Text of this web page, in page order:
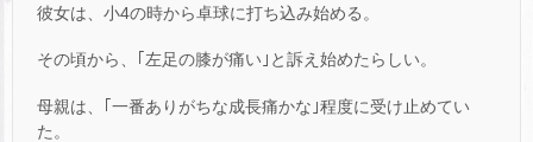
彼女は、小4の時から卓球に打ち込み始める。
その頃から、｢左足の膝が痛い｣と訴え始めたらしい。
母親は、｢一番ありがちな成長痛かな｣程度に受け止めてい
た。